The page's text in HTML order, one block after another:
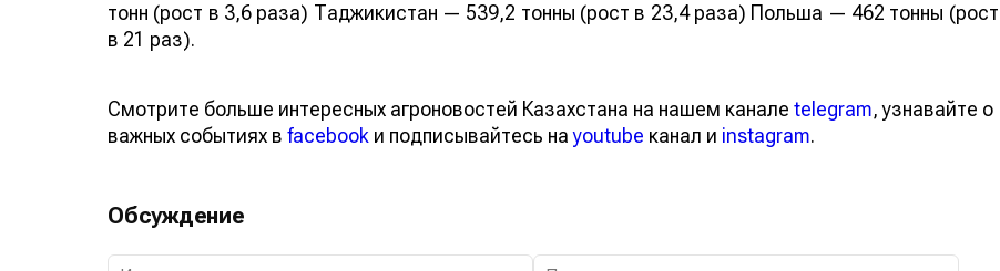
тонн (рост в 3,6 раза) Таджикистан — 539,2 тонны (рост в 23,4 раза) Польша — 462 тонны (рост
в 21 раз).
Смотрите больше интересных агроновостей Казахстана на нашем канале telegram, узнавайте о
важных событиях в facebook и подписывайтесь наyoutube канал и instagram.
Обсуждение